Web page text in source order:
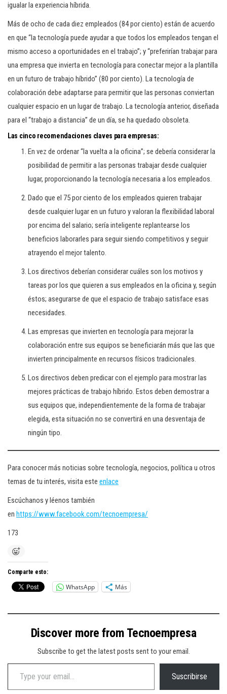
igualar la experiencia híbrida.
Más de ocho de cada diez empleados (84 por ciento) están de acuerdo
en que “la tecnología puede ayudar a que todos los empleados tengan el
mismo acceso a oportunidades en el trabajo”; y “preferirían trabajar para
una empresa que invierta en tecnología para conectar mejor a la plantilla
en un futuro de trabajo híbrido” (80 por ciento). La tecnología de
colaboración debe adaptarse para permitir que las personas conviertan
cualquier espacio en un lugar de trabajo. La tecnología anterior, diseñada
para el “trabajo a distancia” de un día, se ha quedado obsoleta.
Las cinco recomendaciones claves para empresas:
En vez de ordenar “la vuelta a la oficina”; se debería considerar la
posibilidad de permitir a las personas trabajar desde cualquier
lugar, proporcionando la tecnología necesaria a los empleados.
Dado que el 75 por ciento de los empleados quieren trabajar
desde cualquier lugar en un futuro y valoran la flexibilidad laboral
por encima del salario; sería inteligente replantearse los
beneficios laborarles para seguir siendo competitivos y seguir
atrayendo el mejor talento.
Los directivos deberían considerar cuáles son los motivos y
tareas por los que quieren a sus empleados en la oficina y, según
éstos; asegurarse de que el espacio de trabajo satisface esas
necesidades.
Las empresas que invierten en tecnología para mejorar la
colaboración entre sus equipos se beneficiarán más que las que
invierten principalmente en recursos físicos tradicionales.
Los directivos deben predicar con el ejemplo para mostrar las
mejores prácticas de trabajo híbrido. Estos deben demostrar a
sus equipos que, independientemente de la forma de trabajar
elegida, esta situación no se convertirá en una desventaja de
ningún tipo.
Para conocer más noticias sobre tecnología, negocios, política u otros
temas de tu interés, visita este enlace
Escúchanos y léenos también
en https://www.facebook.com/tecnoempresa/
173
Comparte esto:
WhatsApp Más
Discover more from Tecnoempresa
Subscribe to get the latest posts sent to your email.
Type your email…
Suscribirse